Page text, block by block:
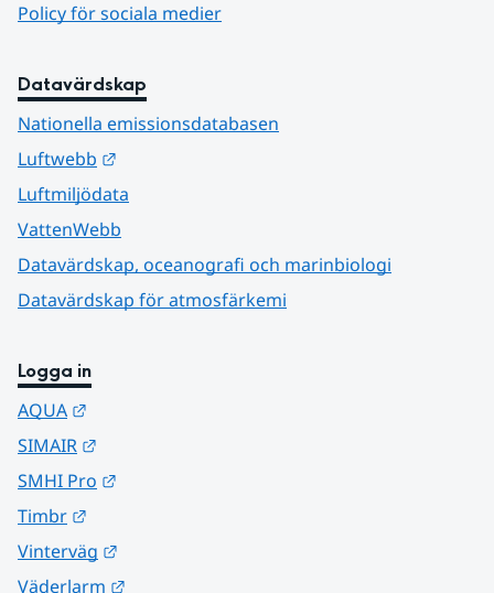
Policy för sociala medier
Datavärdskap
Nationella emissionsdatabasen
Luftwebb
Luftmiljödata
VattenWebb
Datavärdskap, oceanografi och marinbiologi
Datavärdskap för atmosfärkemi
Logga in
AQUA
SIMAIR
SMHI Pro
Timbr
Vinterväg
Väderlarm